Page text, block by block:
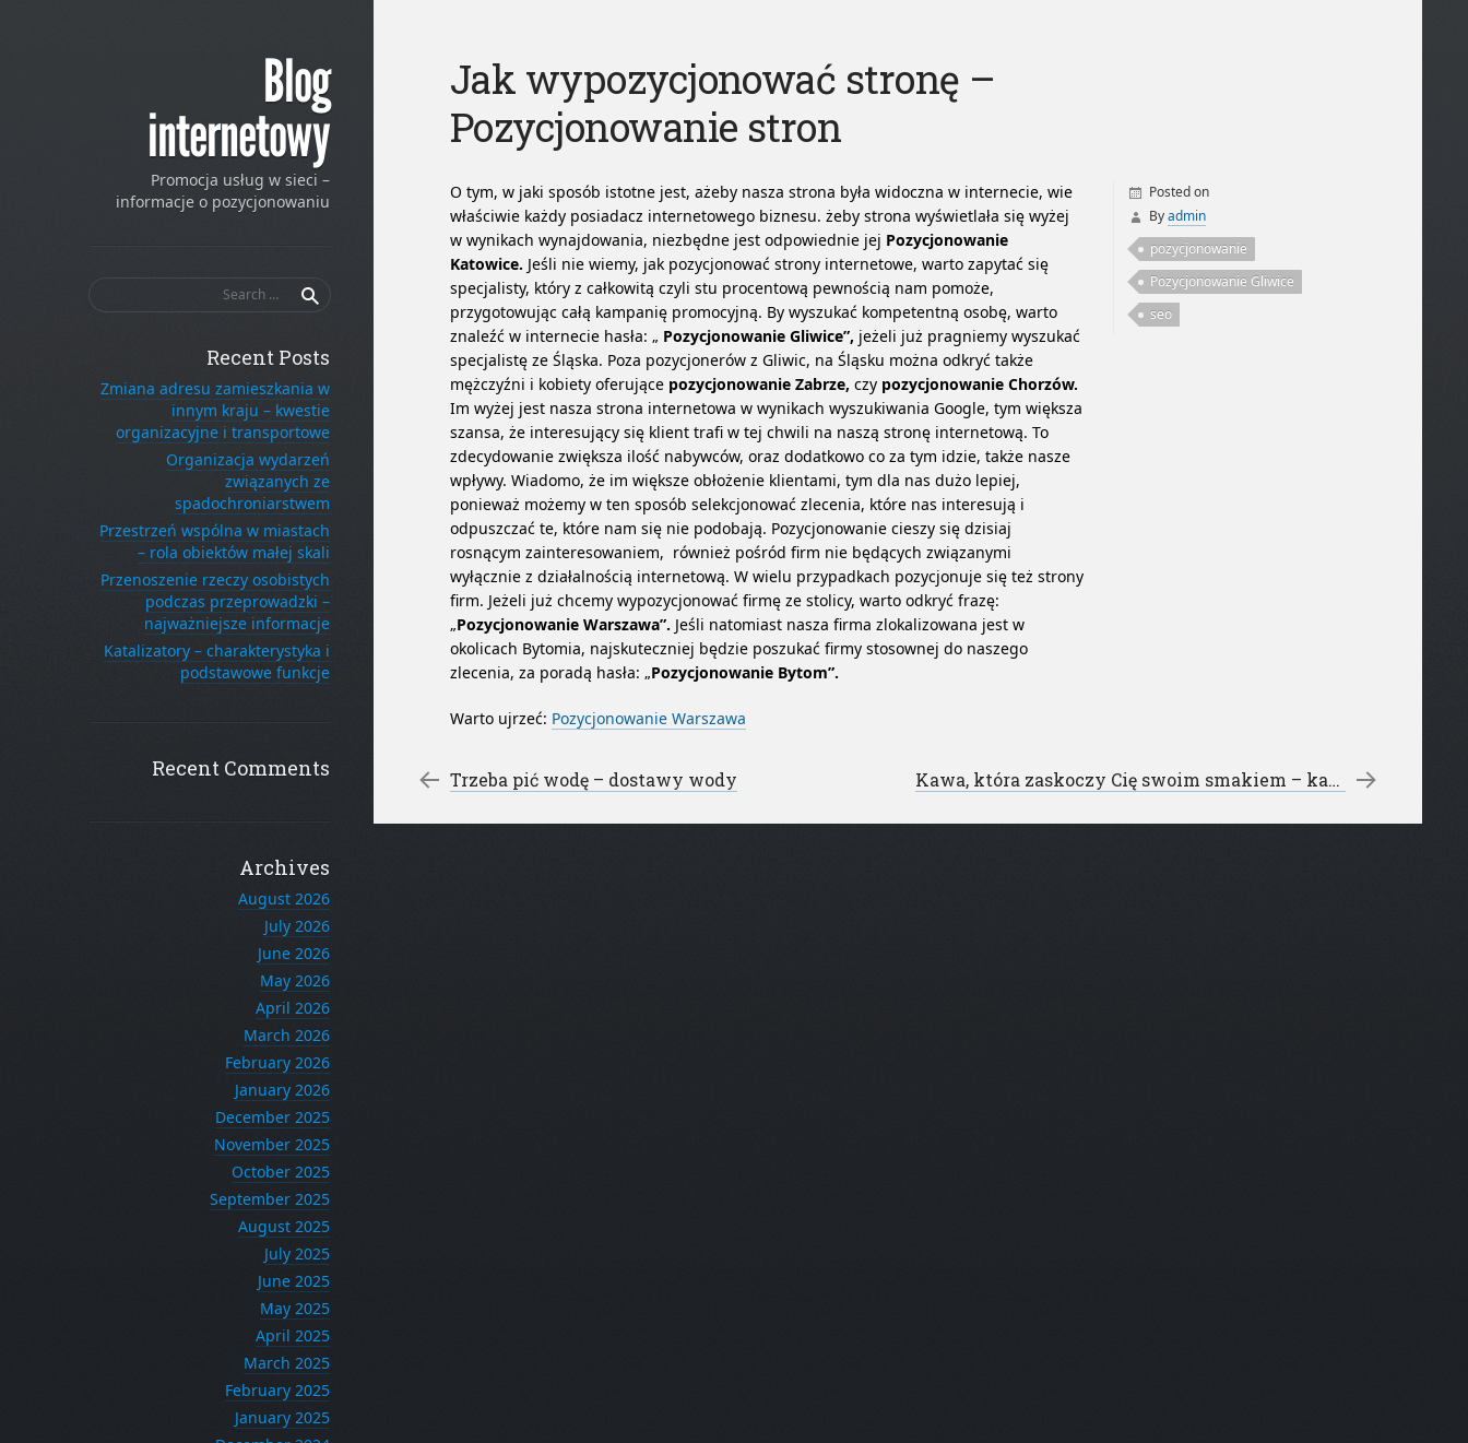
Blog
internetowy
Promocja usług w sieci –
informacje o pozycjonowaniu
Jak wypozycjonować stronę –
Pozycjonowanie stron
O tym, w jaki sposób istotne jest, ażeby nasza strona była widoczna w internecie, wie
właściwie każdy posiadacz internetowego biznesu. żeby strona wyświetlała się wyżej
w wynikach wynajdowania, niezbędne jest odpowiednie jej Pozycjonowanie
Katowice. Jeśli nie wiemy, jak pozycjonować strony internetowe, warto zapytać się
specjalisty, który z całkowitą czyli stu procentową pewnością nam pomoże,
przygotowując całą kampanię promocyjną. By wyszukać kompetentną osobę, warto
znaleźć w internecie hasła: „ Pozycjonowanie Gliwice”, jeżeli już pragniemy wyszukać
specjalistę ze Śląska. Poza pozycjonerów z Gliwic, na Śląsku można odkryć także
mężczyźni i kobiety oferujące pozycjonowanie Zabrze, czy pozycjonowanie Chorzów.
Im wyżej jest nasza strona internetowa w wynikach wyszukiwania Google, tym większa
szansa, że interesujący się klient trafi w tej chwili na naszą stronę internetową. To
zdecydowanie zwiększa ilość nabywców, oraz dodatkowo co za tym idzie, także nasze
wpływy. Wiadomo, że im większe obłożenie klientami, tym dla nas dużo lepiej,
ponieważ możemy w ten sposób selekcjonować zlecenia, które nas interesują i
odpuszczać te, które nam się nie podobają. Pozycjonowanie cieszy się dzisiaj
rosnącym zainteresowaniem, również pośród firm nie będących związanymi
wyłącznie z działalnością internetową. W wielu przypadkach pozycjonuje się też strony
firm. Jeżeli już chcemy wypozycjonować firmę ze stolicy, warto odkryć frazę:
„Pozycjonowanie Warszawa”. Jeśli natomiast nasza firma zlokalizowana jest w
okolicach Bytomia, najskuteczniej będzie poszukać firmy stosownej do naszego
zlecenia, za poradą hasła: „Pozycjonowanie Bytom”.
Warto ujrzeć: Pozycjonowanie Warszawa
Posted on
Byadmin
pozycjonowanie
Pozycjonowanie Gliwice
seo
Post navigation
←
Trzeba pić wodę – dostawy wody Kawa, która zaskoczy Cię swoim smakiem – kawiarnia na kółkach
Recent Posts
Zmiana adresu zamieszkania w
innym kraju – kwestie
organizacyjne i transportowe
Organizacja wydarzeń
związanych ze
spadochroniarstwem
Przestrzeń wspólna w miastach
– rola obiektów małej skali
Przenoszenie rzeczy osobistych
podczas przeprowadzki –
najważniejsze informacje
Katalizatory – charakterystyka i
podstawowe funkcje
Recent Comments
Archives
August 2026
July 2026
June 2026
May 2026
April 2026
March 2026
February 2026
January 2026
December 2025
November 2025
October 2025
September 2025
August 2025
July 2025
June 2025
May 2025
April 2025
March 2025
February 2025
January 2025